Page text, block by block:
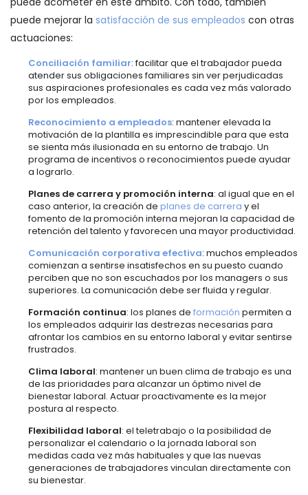
puede mejorar la satisfacción de sus empleados con otras
actuaciones:
Conciliación familiar: facilitar que el trabajador pueda
atender sus obligaciones familiares sin ver perjudicadas
sus aspiraciones profesionales es cada vez más valorado
por los empleados.
Reconocimiento a empleados: mantener elevada la
motivación de la plantilla es imprescindible para que esta
se sienta más ilusionada en su entorno de trabajo. Un
programa de incentivos o reconocimientos puede ayudar
a lograrlo.
Planes de carrera y promoción interna: al igual que en el
caso anterior, la creación de planes de carrera y el
fomento de la promoción interna mejoran la capacidad de
retención del talento y favorecen una mayor productividad.
Comunicación corporativa efectiva: muchos empleados
comienzan a sentirse insatisfechos en su puesto cuando
perciben que no son escuchados por los managers o sus
superiores. La comunicación debe ser fluida y regular.
Formación continua: los planes de formación permiten a
los empleados adquirir las destrezas necesarias para
afrontar los cambios en su entorno laboral y evitar sentirse
frustrados.
Clima laboral: mantener un buen clima de trabajo es una
de las prioridades para alcanzar un óptimo nivel de
bienestar laboral. Actuar proactivamente es la mejor
postura al respecto.
Flexibilidad laboral: el teletrabajo o la posibilidad de
personalizar el calendario o la jornada laboral son
medidas cada vez más habituales y que las nuevas
generaciones de trabajadores vinculan directamente con
su bienestar.